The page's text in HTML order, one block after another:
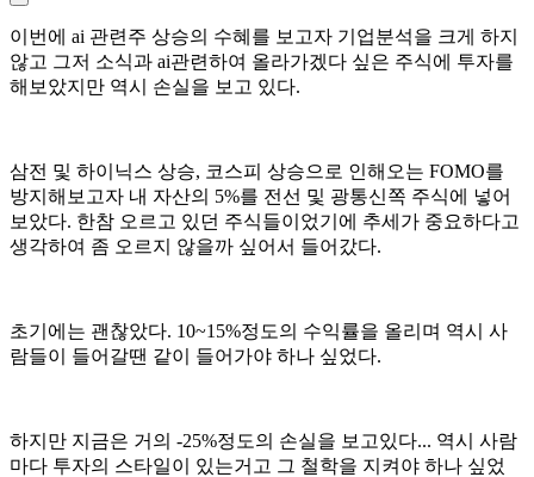
이번에 ai 관련주 상승의 수혜를 보고자 기업분석을 크게 하지
않고 그저 소식과 ai관련하여 올라가겠다 싶은 주식에 투자를
해보았지만 역시 손실을 보고 있다.
삼전 및 하이닉스 상승, 코스피 상승으로 인해오는 FOMO를
방지해보고자 내 자산의 5%를 전선 및 광통신쪽 주식에 넣어
보았다. 한참 오르고 있던 주식들이었기에 추세가 중요하다고
생각하여 좀 오르지 않을까 싶어서 들어갔다.
초기에는 괜찮았다. 10~15%정도의 수익률을 올리며 역시 사
람들이 들어갈땐 같이 들어가야 하나 싶었다.
하지만 지금은 거의 -25%정도의 손실을 보고있다... 역시 사람
마다 투자의 스타일이 있는거고 그 철학을 지켜야 하나 싶었